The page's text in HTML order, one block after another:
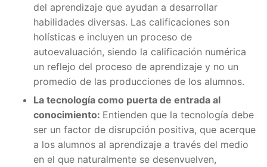
del aprendizaje que ayudan a desarrollar
habilidades diversas. Las calificaciones son
holísticas e incluyen un proceso de
autoevaluación, siendo la calificación numérica
un reflejo del proceso de aprendizaje y no un
promedio de las producciones de los alumnos.
La tecnología como puerta de entrada al
conocimiento: Entienden que la tecnología debe
ser un factor de disrupción positiva, que acerque
a los alumnos al aprendizaje a través del medio
en el que naturalmente se desenvuelven,